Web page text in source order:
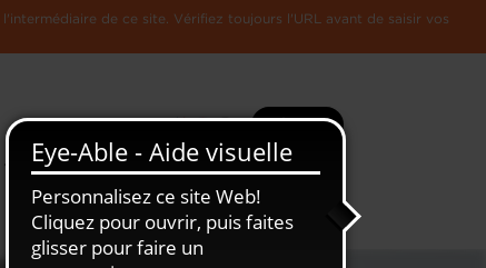
de ce site. Vérifiez toujours l'URL avant de saisir vos
Recherche Plus
Toute
L'Economie